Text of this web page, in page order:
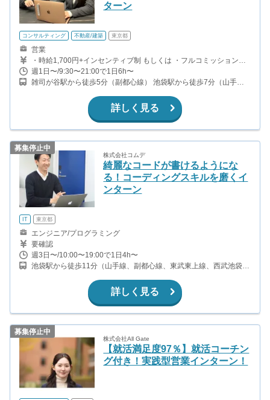
ターン
コンサルティング 不動産/建築 東京都
営業
・時給1,700円+インセンティブ制 もしくは ・フルコミッション
制：1件契約につき、80,000円〜120,000円（実績等に応じて変動
します） のいずれかをお選びいただけます。 【就活支援制度】 大
学3年生・4年生には、自己分析から就職先選定のサポートを行って
います。ES添削、面接対策の就活サポートは勿論、就活無双をお約
週1日〜/9:30〜21:00で1日6h〜
雑司が谷駅から徒歩5分（副都心線） 池袋駅から徒歩7分（山手
詳しく見る
募集停止中
株式会社コムデ
綺麗なコードが書けるようにな
る！コーディングスキルを磨くイ
ンターン
IT 東京都
エンジニア/プログラミング
要確認
週3日〜/10:00〜19:00で1日4h〜
池袋駅から徒歩11分（山手線、副都心線、東武東上線、西武池袋線
（山手線） 東池袋駅から徒歩11分（有楽町線）
詳しく見る
募集停止中
株式会社All Gate
【就活満足度97％】就活コーチン
グ付き！実践型営業インターン！